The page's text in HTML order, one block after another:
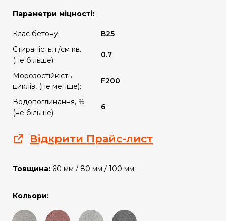
Параметри міцності:
Клас бетону:
B25
Стираність, г/см кв.
(не більше):
0.7
Морозостійкість
циклів, (не менше):
F200
Водопоглинання, %
(не більше):
6
Відкрити Прайс-лист
Товщина: 60 мм / 80 мм / 100 мм
Кольори: